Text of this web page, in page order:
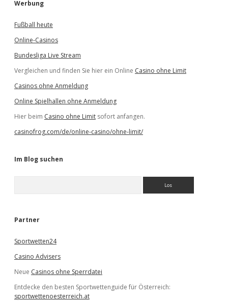
Werbung
Fußball heute
Online-Casinos
Bundesliga Live Stream
Vergleichen und finden Sie hier ein Online Casino ohne Limit
Casinos ohne Anmeldung
Online Spielhallen ohne Anmeldung
Hier beim Casino ohne Limit sofort anfangen.
casinofrog.com/de/online-casino/ohne-limit/
Im Blog suchen
e
Partner
Sportwetten24
Casino Advisers
Neue Casinos ohne Sperrdatei
Entdecke den besten Sportwettenguide für Österreich:
sportwettenoesterreich.at